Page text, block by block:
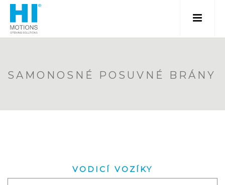
SAMONOSNÉ POSUVNÉ BRÁNY
VODICÍ VOZÍKY